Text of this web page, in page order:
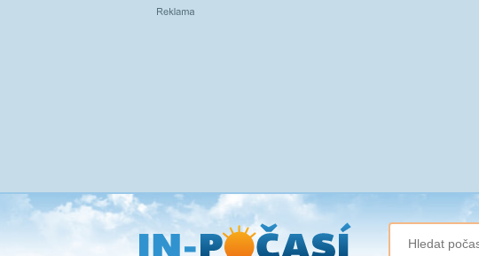
Přejít
na
hlavní
obsah